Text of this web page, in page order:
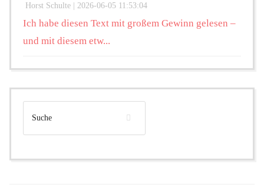
Horst Schulte | 2026-06-05 11:53:04
Ich habe diesen Text mit großem Gewinn gelesen –
und mit diesem etw...